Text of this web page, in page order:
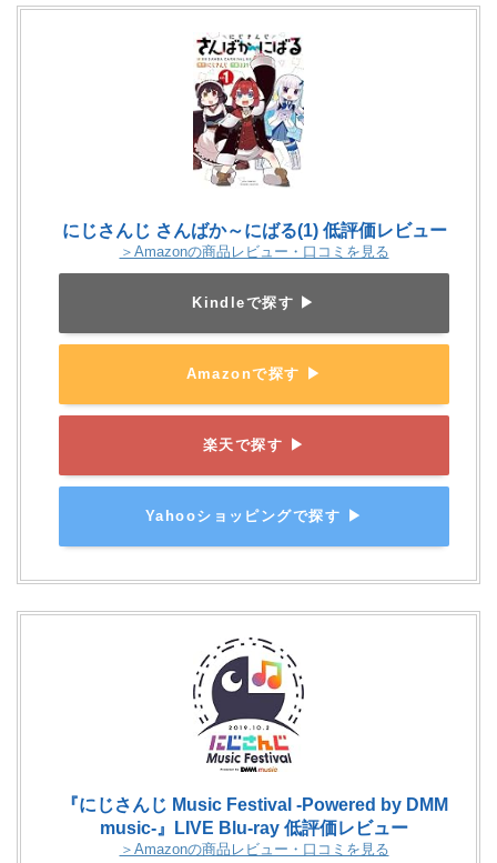
にじさんじ さんばか～にばる(1) 低評価レビュー
＞Amazonの商品レビュー・口コミを見る
Kindleで探す ▶
Amazonで探す ▶
楽天で探す ▶
Yahooショッピングで探す ▶
『にじさんじ Music Festival -Powered by DMM
music-』LIVE Blu-ray 低評価レビュー
＞Amazonの商品レビュー・口コミを見る